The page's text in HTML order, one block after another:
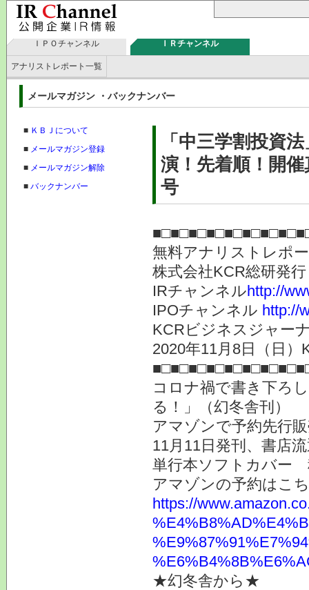
ＩＰＯチャンネル ＩＲチャンネル
アナリストレポート一覧
メールマガジン ・バックナンバー
■ ＫＢＪについて
■ メールマガジン登録
■ メールマガジン解除
■ バックナンバー
「中三学割投資
演！先着順！開
号
無料アナリストレポ
株式会社
IRチャンネルhttp://
IPOチャンネル http://
KCRビジネスジャー
2020年11月8日（日）
コロナ禍で書き下ろ
る！」（幻冬舎刊）
アマゾンで予約先行
11月11日発刊、書店
単行本ソフトカバー
アマゾンの予約はこ
https://
★幻冬舎から★